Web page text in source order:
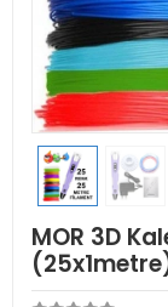
MOR 3D